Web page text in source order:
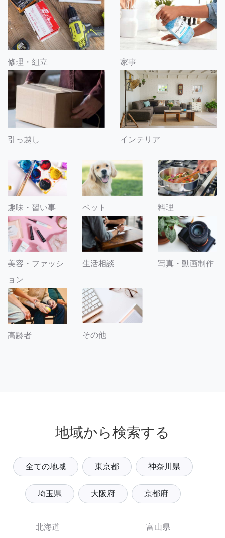
修理・組立 家事
引っ越し インテリア
趣味・習い事 ペット 料理
美容・ファッシ
ョン
生活相談 写真・動画制作
高齢者 その他
地域から検索する
全ての地域 東京都 神奈川県
埼玉県 大阪府 京都府
北海道
富山県